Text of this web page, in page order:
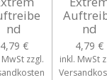
nd
4,79 €
zzgl.
nd
4,79 €
inkl. MwSt